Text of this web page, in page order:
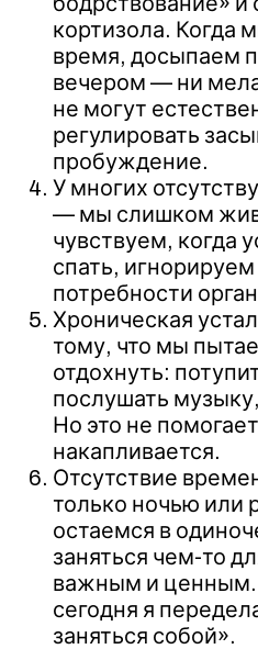
кортизола. Когда
время, досыпаем
вечером — ни
не могут
регулировать
пробуждение.
У многих
— мы слишком
чувствуем, когда
спать,
потребности
Хроническая
тому, что мы
отдохнуть:
послушать
Но это не
накапливается.
Отсутствие
только ночью или
остаемся в
заняться чем-то
важным и ценным.
сегодня я
заняться собой».